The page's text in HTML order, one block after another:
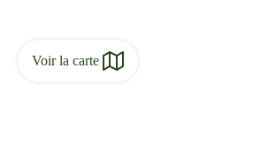
Voir la carte